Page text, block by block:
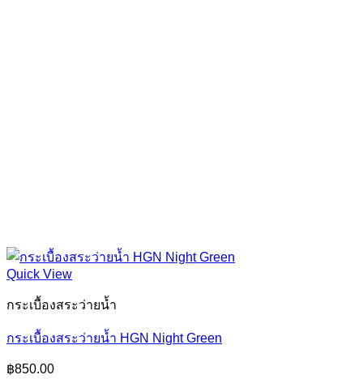
Quick View
กระเบื้องสระว่ายน้ำ
กระเบื้องสระว่ายน้ำ HGN Night Green
฿850.00